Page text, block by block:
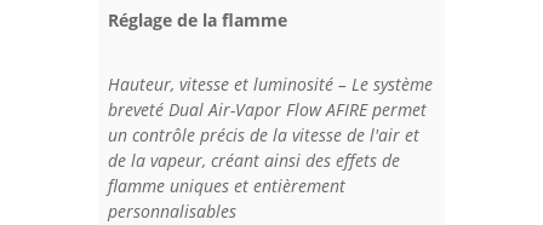
Réglage de la flamme
Hauteur, vitesse et luminosité – Le système
breveté Dual Air-Vapor Flow AFIRE permet
un contrôle précis de la vitesse de l'air et
de la vapeur, créant ainsi des effets de
flamme uniques et entièrement
personnalisables